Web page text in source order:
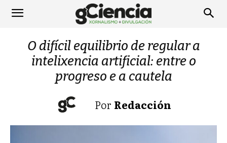
O difícil equilibrio de regular a
intelixencia artificial: entre o
progreso e a cautela
Por Redacción